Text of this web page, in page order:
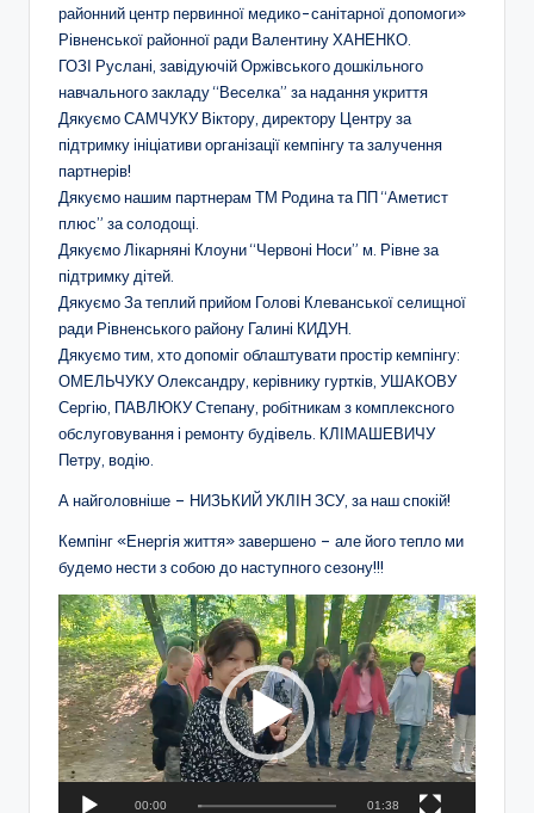
о
з
а
ш
кі
л
ь
н
о
ї
о
с
в
іт
и
"
Р
і
в
н
районний центр первинної медико-санітарної допомоги»
Рівненської районної ради Валентину ХАНЕНКО.
ГОЗІ Руслані, завідуючій Оржівського дошкільного
навчального закладу “Веселка” за надання укриття
Дякуємо САМЧУКУ Віктору, директору Центру за
підтримку ініціативи організації кемпінгу та залучення
партнерів!
Дякуємо нашим партнерам ТМ Родина та ПП “Аметист
плюс” за солодощі.
Дякуємо Лікарняні Клоуни “Червоні Носи” м. Рівне за
підтримку дітей.
Дякуємо За теплий прийом Голові Клеванської селищної
ради Рівненського району Галині КИДУН.
Дякуємо тим, хто допоміг облаштувати простір кемпінгу:
ОМЕЛЬЧУКУ Олександру, керівнику гуртків, УШАКОВУ
Сергію, ПАВЛЮКУ Степану, робітникам з комплексного
обслуговування і ремонту будівель. КЛІМАШЕВИЧУ
Петру, водію.
А найголовніше – НИЗЬКИЙ УКЛІН ЗСУ, за наш спокій!
Кемпінг «Енергія життя» завершено – але його тепло ми
будемо нести з собою до наступного сезону!!!
В
і
д
е
о
п
р
00:00 01:38